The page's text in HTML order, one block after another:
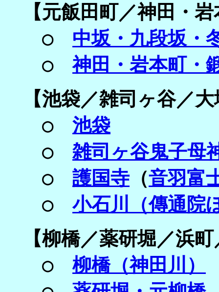
【元飯田町／神田・
○ 中坂・九段坂・
○神田・岩本町・
【池袋／雑司ヶ谷／
○ 池袋
○ 雑司ヶ谷鬼子母
○ 護国寺（音羽富
○小石川（傳通院
【柳橋／薬研堀／浜
○ 柳橋（神田川）